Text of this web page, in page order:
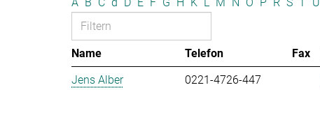
Name Telefon Fax
Jens Alber
0221-4726-447